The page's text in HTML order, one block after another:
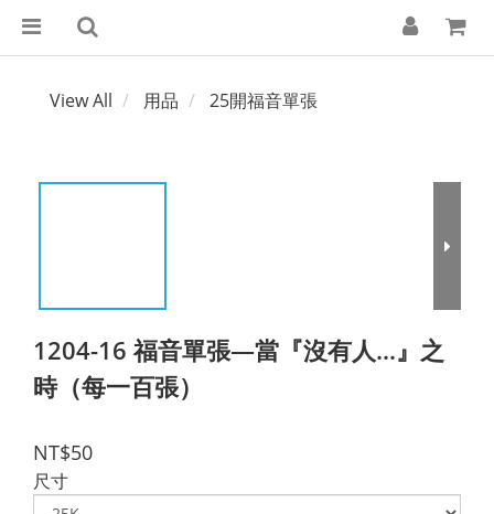
View All 用品 25開福音單張
1204-16 福音單張—當『沒有人…』之
時（每一百張）
NT$50
尺寸